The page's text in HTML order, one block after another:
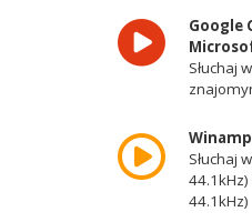
Google
Słuchaj
Winamp
Słuchaj
44.1kHz)